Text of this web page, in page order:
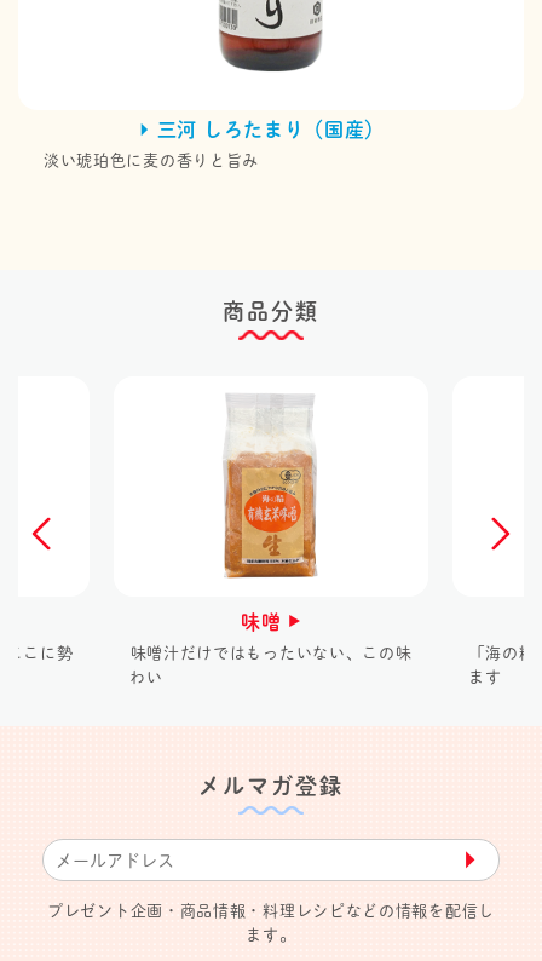
三河 しろたまり（国産）
淡い琥珀色に麦の香りと旨み
商品分類
ここに勢
味噌
味噌汁だけではもったいない、この味
わい
「海の
ます
メルマガ登録
▶︎
プレゼント企画・商品情報・料理レシピなどの情報を配信し
ます。